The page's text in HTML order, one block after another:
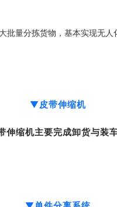
量分拣货物，基本实现无人
▼皮带伸缩机
伸缩机主要完成卸货与装车